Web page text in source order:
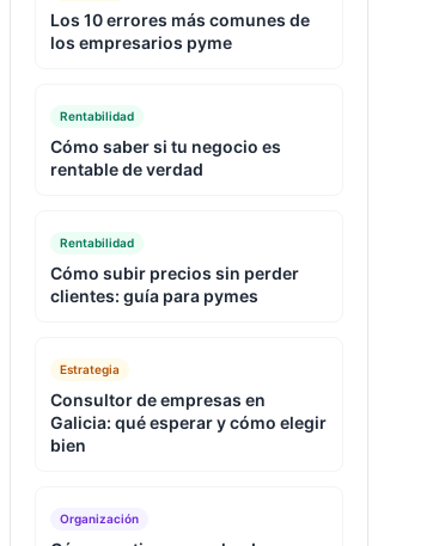
Los 10 errores más comunes de
los empresarios pyme
Rentabilidad
Cómo saber si tu negocio es
rentable de verdad
Rentabilidad
Cómo subir precios sin perder
clientes: guía para pymes
Estrategia
Consultor de empresas en
Galicia: qué esperar y cómo elegir
bien
Organización